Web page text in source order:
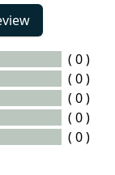
( 0 )
( 0 )
( 0 )
( 0 )
( 0 )